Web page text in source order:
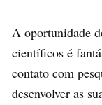
A oportunidade
científicos é
contato com
desenvolver as